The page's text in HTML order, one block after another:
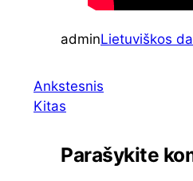
adminLietuviškos
Ankstesnis
Kitas
Parašykite